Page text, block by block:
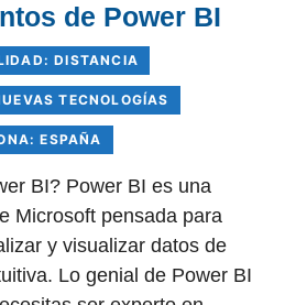
de Power BI
DISTANCIA
TECNOLOGÍAS
ESPAÑA
BI? Power BI es una
Microsoft pensada para
y visualizar datos de
Lo genial de Power BI